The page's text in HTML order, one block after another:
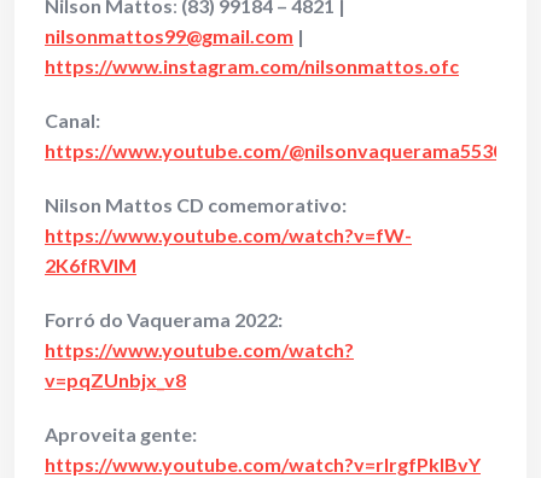
Nilson Mattos: (83) 99184 – 4821 |
nilsonmattos99@gmail.com |
https://www.instagram.com/nilsonmattos.ofc
Canal:
https://www.youtube.com/@nilsonvaquerama5530
Nilson Mattos CD comemorativo:
https://www.youtube.com/watch?v=fW-
2K6fRVIM
Forró do Vaquerama 2022:
https://www.youtube.com/watch?
v=pqZUnbjx_v8
Aproveita gente:
https://www.youtube.com/watch?v=rlrgfPklBvY